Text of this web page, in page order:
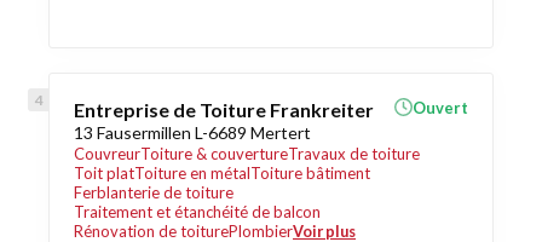
Entreprise de Toiture Frankreiter
13 Fausermillen L-6689 Mertert
CouvreurToiture & couvertureTravaux de toiture
Toit platToiture en métalToiture bâtiment
Ferblanterie de toiture
Traitement et étanchéité de balcon
Rénovation de toiturePlombierVoir plus
Ouvert